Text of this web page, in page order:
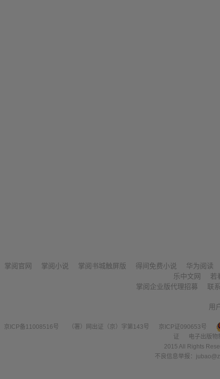
掌阅官网 掌阅小说 掌阅书城触屏版 得间免费小说
华为阅读
乐中文网
若
掌阅企业版代理招募
联
用
京ICP备11008516号 （署）网出证（京）字第143号
京ICP证090653号
证
电子出版
2015 All Rights
不良信息举报：